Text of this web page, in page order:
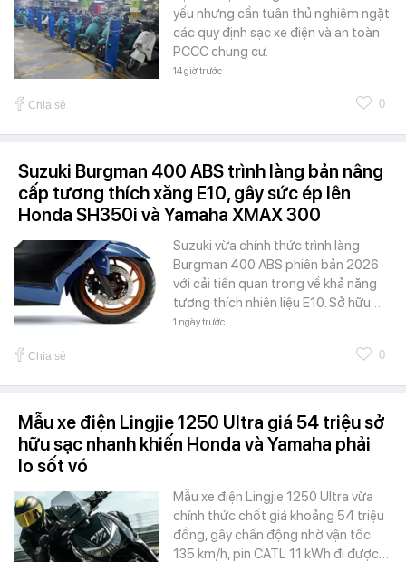
yếu nhưng cần tuân thủ nghiêm ngặt
các quy định sạc xe điện và an toàn
PCCC chung cư.
14 giờ trước
Chia sẻ 0
Suzuki Burgman 400 ABS trình làng bản nâng
cấp tương thích xăng E10, gây sức ép lên
Honda SH350i và Yamaha XMAX 300
Suzuki vừa chính thức trình làng
Burgman 400 ABS phiên bản 2026
với cải tiến quan trọng về khả năng
tương thích nhiên liệu E10. Sở hữu…
1 ngày trước
Chia sẻ 0
Mẫu xe điện Lingjie 1250 Ultra giá 54 triệu sở
hữu sạc nhanh khiến Honda và Yamaha phải
lo sốt vó
Mẫu xe điện Lingjie 1250 Ultra vừa
chính thức chốt giá khoảng 54 triệu
đồng, gây chấn động nhờ vận tốc
135 km/h, pin CATL 11 kWh đi được…